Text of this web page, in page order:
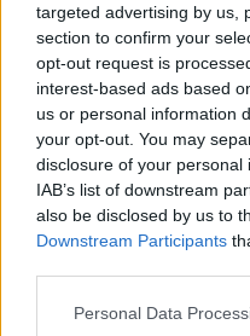
targeted advertising by us,
section to confirm your
opt-out request is
interest-based ads based
us or personal information
your opt-out. You may
disclosure of your
IAB’s list of downstream
also be disclosed by us to
Downstream Participants
Personal Data
Σχετικά Άρθρα